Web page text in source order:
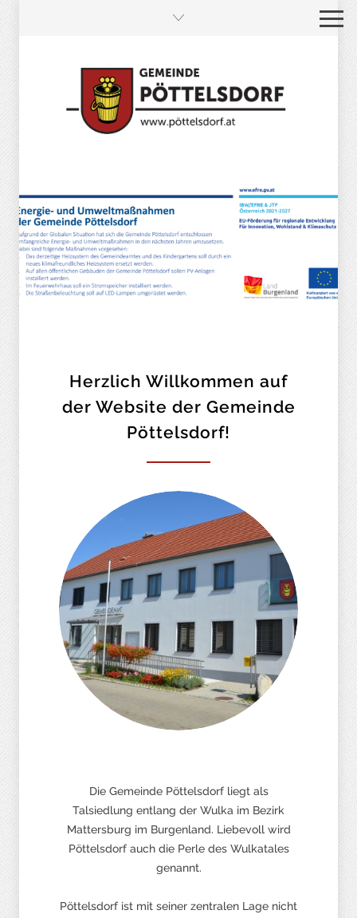
Herzlich Willkommen auf
der Website der Gemeinde
Pöttelsdorf!
Die Gemeinde Pöttelsdorf liegt als
Talsiedlung entlang der Wulka im Bezirk
Mattersburg im Burgenland. Liebevoll wird
Pöttelsdorf auch die Perle des Wulkatales
genannt.
Pöttelsdorf ist mit seiner zentralen Lage nicht